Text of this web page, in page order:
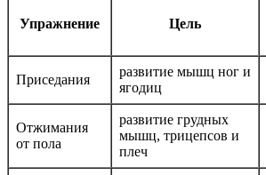
Упражнение Цель
Приседания
развитие мышц ног и
ягодиц
Отжимания
от пола
развитие грудных
мышц, трицепсов и
плеч